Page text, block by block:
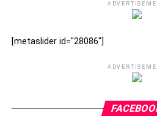
[metaslider id="28086"]